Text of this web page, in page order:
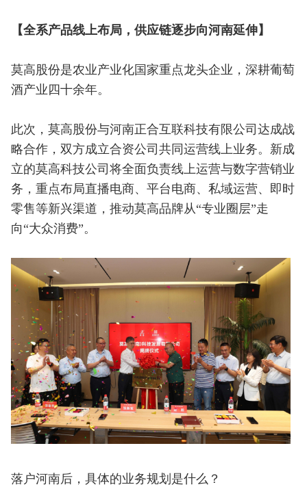
【全系产品线上布局，供应链逐步向河南延伸】
莫高股份是农业产业化国家重点龙头企业，深耕葡萄
酒产业四十余年。
此次，莫高股份与河南正合互联科技有限公司达成战
略合作，双方成立合资公司共同运营线上业务。新成
立的莫高科技公司将全面负责线上运营与数字营销业
务，重点布局直播电商、平台电商、私域运营、即时
零售等新兴渠道，推动莫高品牌从“专业圈层”走
向“大众消费”。
落户河南后，具体的业务规划是什么？